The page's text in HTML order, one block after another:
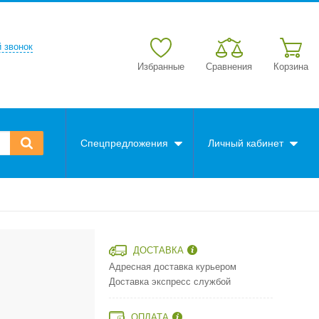
Избранные Сравнения Корзина
Спецпредложения Личный кабинет
ДОСТАВКА
Адресная доставка курьером
Доставка экспресс службой